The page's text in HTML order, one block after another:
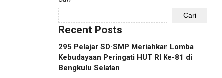
Cari
Recent Posts
295 Pelajar SD-SMP Meriahkan Lomba
Kebudayaan Peringati HUT RI Ke-81 di
Bengkulu Selatan